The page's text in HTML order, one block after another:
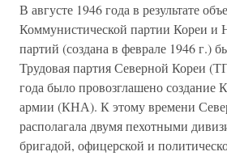
В августе 1946 года в результате
Коммунистической партии Кореи и
партий (создана в феврале 1946 г.)
Трудовая партия Северной Кореи
года было провозглашено создание
армии (КНА). К этому времени
располагала двумя пехотными
бригадой, офицерской и